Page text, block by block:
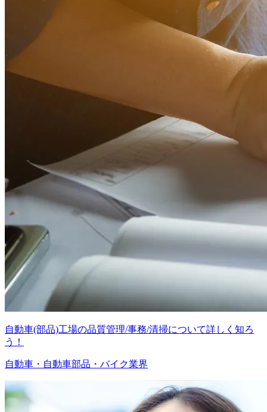
自動車(部品)工場の品質管理/事務/清掃について詳しく知ろ
う！
自動車・自動車部品・バイク業界